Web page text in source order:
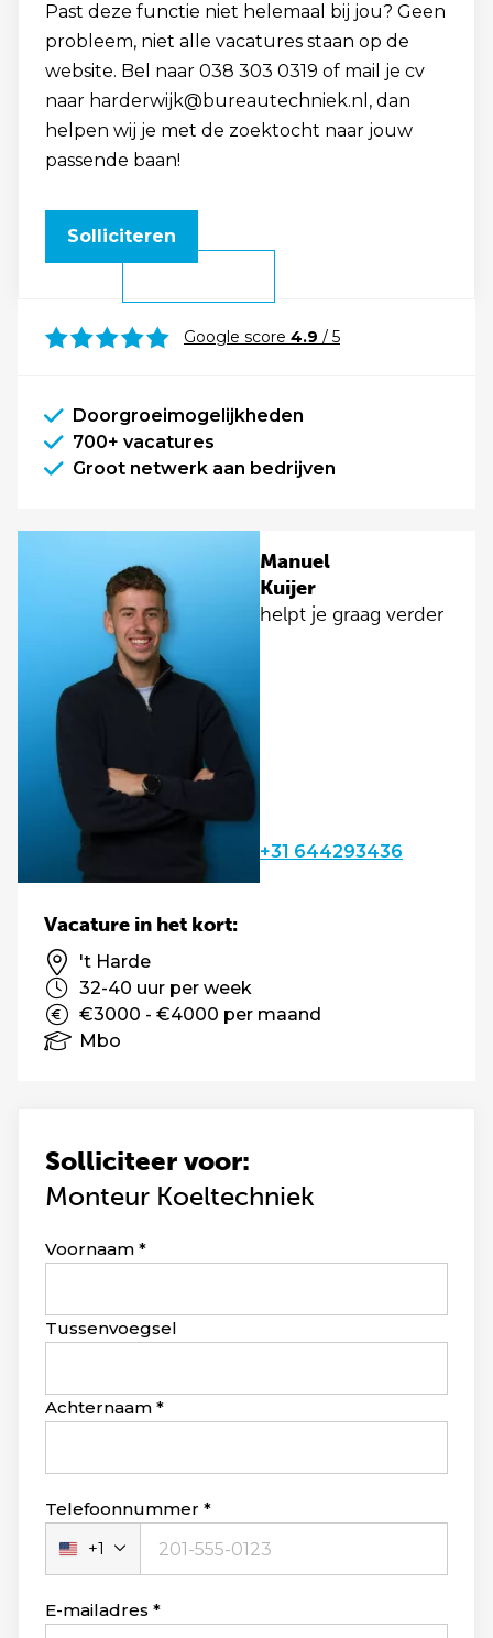
Past deze functie niet helemaal bij jou? Geen
probleem, niet alle vacatures staan op de
website. Bel naar 038 303 0319 of mail je cv
naar harderwijk@bureautechniek.nl, dan
helpen wij je met de zoektocht naar jouw
passende baan!
Solliciteren
Google score 4.9 / 5
Doorgroeimogelijkheden
700+ vacatures
Groot netwerk aan bedrijven
Manuel
Kuijer
helpt je graag verder
+31 644293436
Solliciteer voor:
Monteur Koeltechniek
Leave
blank
Voornaam
Tussenvoegsel
Achternaam
Telefoonnummer
Verenigde
Staten
+1
+1
E-mailadres
Vacature in het kort:
't Harde
32-40 uur per week
€3000 - €4000 per maand
Mbo